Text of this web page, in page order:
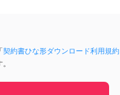
契約書ひな形ダウンロード利用規約